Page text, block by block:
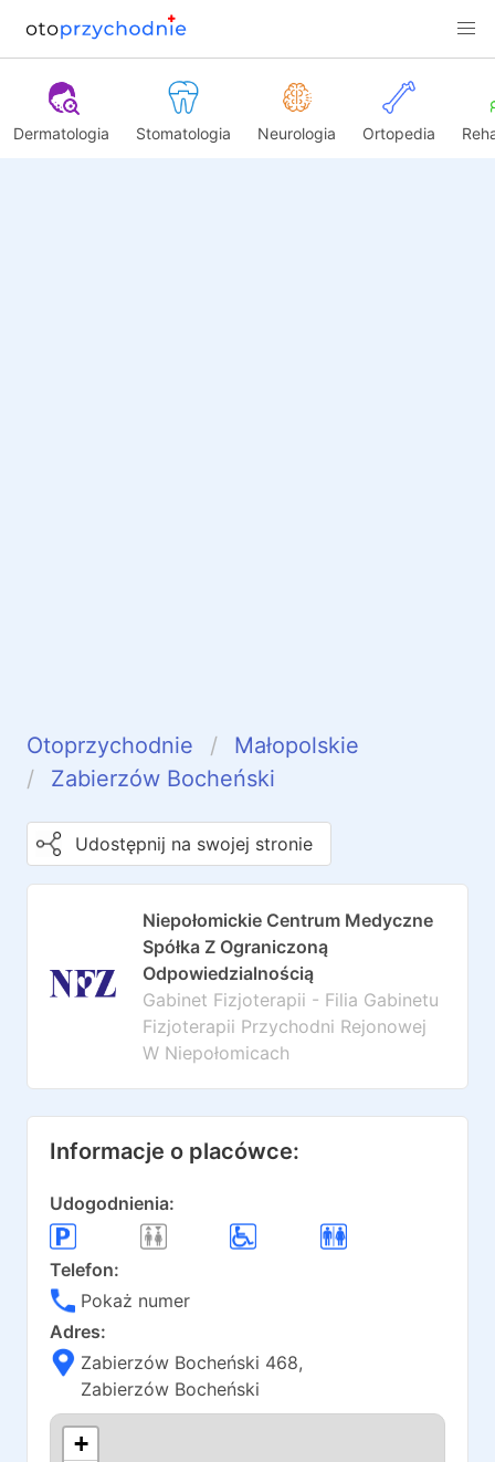
Dermatologia Stomatologia Neurologia Ortopedia
Otoprzychodnie
Małopolskie
Zabierzów Bocheński
Udostępnij na swojej stronie
Niepołomickie Centrum Medyczne
Spółka Z Ograniczoną
Odpowiedzialnością
Gabinet Fizjoterapii - Filia Gabinetu
Fizjoterapii Przychodni Rejonowej
W Niepołomicach
Informacje o placówce:
Udogodnienia:
Telefon:
Pokaż numer
Adres:
Zabierzów Bocheński 468,
Zabierzów Bocheński
+